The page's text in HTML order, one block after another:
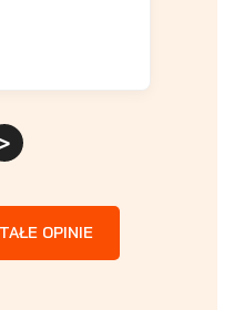
>
OPINIE